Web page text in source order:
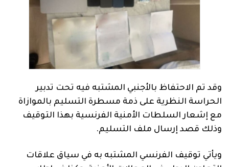
وقد تم الاحتفاظ بالأجنبي المشتبه فيه تحت تدبير
الحراسة النظرية على ذمة مسطرة التسليم بالموازاة
مع إشعار السلطات الأمنية الفرنسية بهذا التوقيف
وذلك قصد إرسال ملف التسليم.
ويأتي توقيف الفرنسي المشتبه به في سياق علاقات